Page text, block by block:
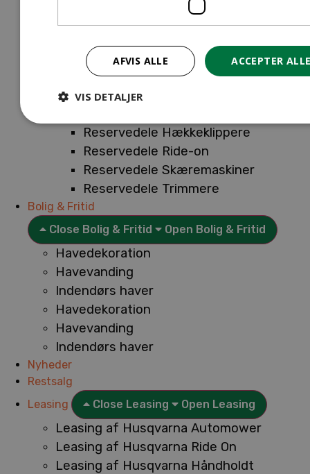
Tilbehør Walk Behind
Reservedele Løvblæsere
Reservedele Motorsave
Reservedele Plæneklippere
Reservedele Hækkeklippere
Reservedele Ride-on
Reservedele Skæremaskiner
Reservedele Trimmere
Bolig & Fritid
Close Bolig & Fritid
Open Bolig & Fritid
Havedekoration
Havevanding
Indendørs haver
Havedekoration
Havevanding
Indendørs haver
Nyheder
Restsalg
Leasing
Close Leasing Open Leasing
Leasing af Husqvarna Automower
Leasing af Husqvarna Ride On
Leasing af Husqvarna Håndholdt
ACCEPTER
AFVIS ALLE
VIS DETALJER